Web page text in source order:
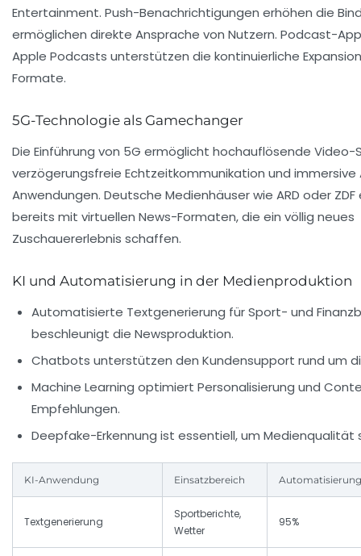
Entertainment. Push-Benachrichtigungen erhöhen die
ermöglichen direkte Ansprache von Nutzern. Podcast-
Apple Podcasts unterstützen die kontinuierliche
Formate.
5G-Technologie als Gamechanger
Die Einführung von 5G ermöglicht hochauflösende Video-
verzögerungsfreie Echtzeitkommunikation und immersive
Anwendungen. Deutsche Medienhäuser wie ARD oder
bereits mit virtuellen News-Formaten, die ein völlig neues
Zuschauererlebnis schaffen.
KI und Automatisierung in der Medienproduktion
Automatisierte Textgenerierung für Sport- und
beschleunigt die Newsproduktion.
Chatbots unterstützen den Kundensupport rund um
Machine Learning optimiert Personalisierung und
Empfehlungen.
Deepfake-Erkennung ist essentiell, um Medienqualität
KI-Anwendung Einsatzbereich
Textgenerierung
Sportberichte,
Wetter
95%